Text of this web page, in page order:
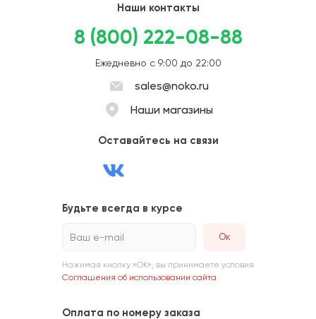
Наши контакты
8 (800) 222-08-88
Ежедневно с 9:00 до 22:00
sales@noko.ru
Наши магазины
Оставайтесь на связи
Будьте всегда в курсе
Ваш e-mail
Нажимая кнопку «ОК», вы принимаете условия
Соглашения об использовании сайта
Оплата по номеру заказа